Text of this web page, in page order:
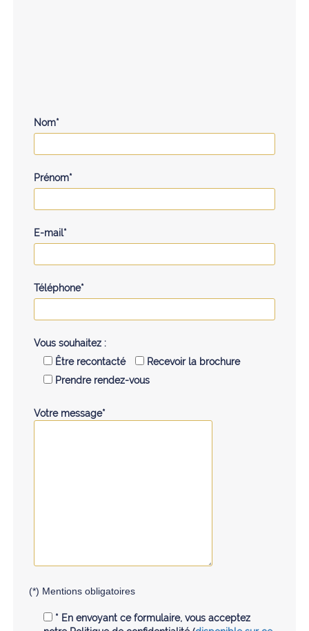
Nom*
Prénom*
E-mail*
Téléphone*
Vous souhaitez :
Être recontacté
Recevoir la brochure
Prendre rendez-vous
Votre message*
(*) Mentions obligatoires
* En envoyant ce formulaire, vous acceptez